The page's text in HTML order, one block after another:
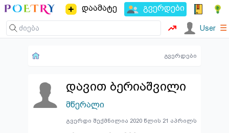
დაამატე გვერდები
User ☰
გვერდები
დავით ბერიაშვილი
მწერალი
გვერდი შექმნილია 2020 წლის 21 აპრილს